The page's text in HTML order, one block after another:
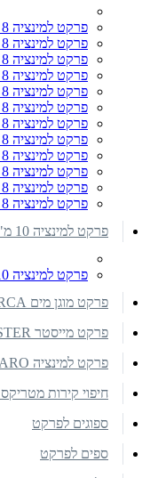
פרקט למינציה 8 מ"מ SWISS KRONO
פרקט למינציה 8 מ"מ נקסט סטפ
פרקט למינציה 8 מ"מ GENESIS
פרקט למינציה 8 מ"מ SWISS KRONO רחב
פרקט למינציה 8 מ"מ יורוהום
פרקט למינציה 8 מ"מ סופר נטורל
פרקט למינציה 8 מ"מ Classen
פרקט למינציה 8 מ"מ סינכרום
פרקט למינציה 8 מ"מ ואריו
פרקט למינציה 8 מ"מ art floor
פרקט למינציה 8 מ"מ קסטלו
פרקט למינציה 8 מ"מ MGM
פרקט למינציה 10 מ"מ
פרקט למינציה 10 מ"מ אלטיטיוד פלוס
פרקט מוגן מים Organic ORCA
פרקט מייסטר MEISTER
פרקט למינציה HARO
חיפוי קירות מטריקס Matrix
ספוגים לפרקט
ספים לפרקט